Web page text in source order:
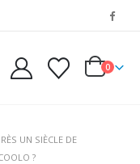
0
UN SIÈCLE DE
?